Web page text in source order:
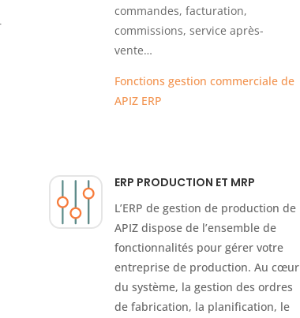
commandes, facturation,
commissions, service après-
vente…
Fonctions gestion commerciale de
APIZ ERP
ERP PRODUCTION ET MRP
L’ERP de gestion de production de
APIZ dispose de l’ensemble de
fonctionnalités pour gérer votre
entreprise de production. Au cœur
du système, la gestion des ordres
de fabrication, la planification, le